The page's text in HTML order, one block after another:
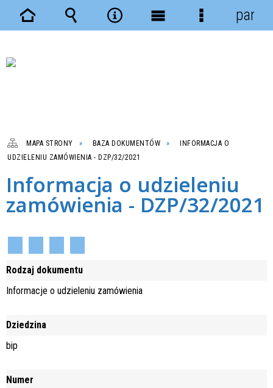
MAPA STRONY BAZA DOKUMENTÓW
INFORMACJA O
UDZIELENIU ZAMÓWIENIA - DZP/32/2021
Informacja o udzieleniu
zamówienia - DZP/32/2021
Rodzaj dokumentu
Informacje o udzieleniu zamówienia
Dziedzina
bip
Numer
Strona Wyszukiwarka
NarzędziaMenu
Menu
panel